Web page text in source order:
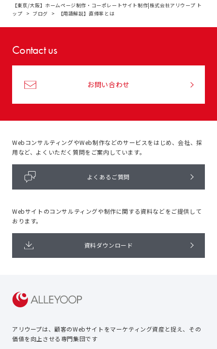
【東京/大阪】ホームページ制作・コーポレートサイト制作|株式会社アリウープ ト
ップ
ブログ 【用語解説】直帰率とは
Contact us
お問い合わせ
WebコンサルティングやWeb制作などのサービスをはじめ、会社、採
用など、よくいただく質問をご案内しています。
よくあるご質問
Webサイトのコンサルティングや制作に関する資料などをご提供して
おります。
資料ダウンロード
アリウープは、顧客のWebサイトをマーケティング資産と捉え、 その
価値を向上させる専門集団です